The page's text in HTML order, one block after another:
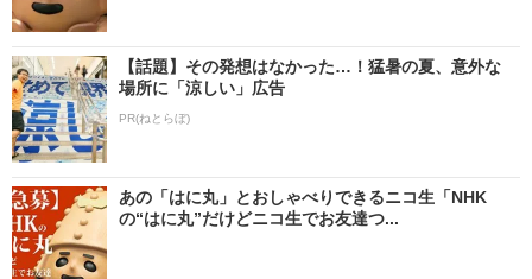
【話題】その発想はなかった…！猛暑の夏、意外な
場所に「涼しい」広告
PR(ねとらぼ)
あの「はに丸」とおしゃべりできるニコ生「NHK
の“はに丸”だけどニコ生でお友達つ...